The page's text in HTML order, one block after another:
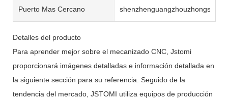
Puerto Mas Cercano shenzhenguangzhouzhongshan
Detalles del producto
Para aprender mejor sobre el mecanizado CNC, Jstomi
proporcionará imágenes detalladas e información detallada en
la siguiente sección para su referencia. Seguido de la
tendencia del mercado, JSTOMI utiliza equipos de producción